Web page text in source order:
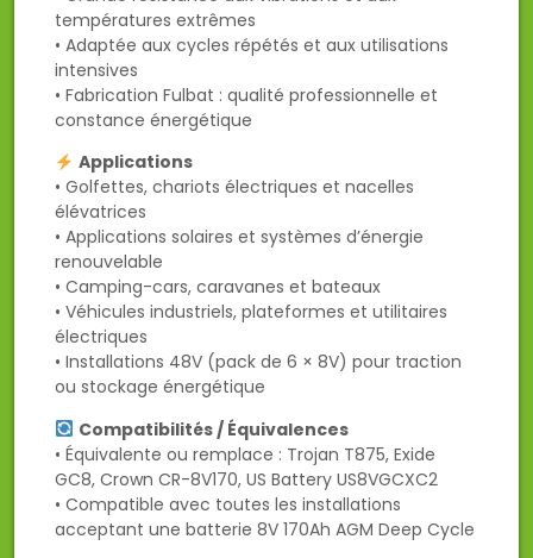
températures extrêmes
• Adaptée aux cycles répétés et aux utilisations
intensives
• Fabrication Fulbat : qualité professionnelle et
constance énergétique
Applications
• Golfettes, chariots électriques et nacelles
élévatrices
• Applications solaires et systèmes d’énergie
renouvelable
• Camping-cars, caravanes et bateaux
• Véhicules industriels, plateformes et utilitaires
électriques
• Installations 48V (pack de 6 × 8V) pour traction
ou stockage énergétique
Compatibilités / Équivalences
• Équivalente ou remplace : Trojan T875, Exide
GC8, Crown CR-8V170, US Battery US8VGCXC2
• Compatible avec toutes les installations
acceptant une batterie 8V 170Ah AGM Deep Cycle